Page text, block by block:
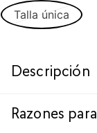
Talla única
Descripción
Razones